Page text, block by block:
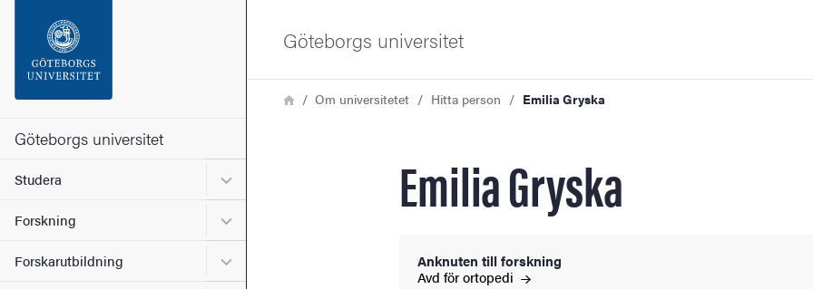
Sidfoten
Om webbplatsen
Göteborgs universitet
Studera Undermeny för Studera
Forskning Undermeny för Forskning
Forskarutbildning Undermeny för Forskarutbildning
Göteborgs universitet
LänkstigHemOm universitetet Hitta person Emilia Gryska
Emilia Gryska
Anknuten till forskning
Avd förortopedi